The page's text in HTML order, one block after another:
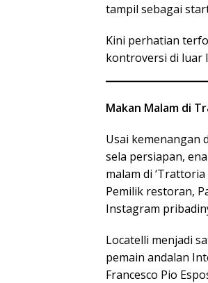
tampil sebagai
Kini perhatian
kontroversi di luar
Makan Malam di
Usai kemenangan
sela persiapan,
malam di
Pemilik restoran,
Instagram
Locatelli menjadi
pemain andalan
Francesco Pio